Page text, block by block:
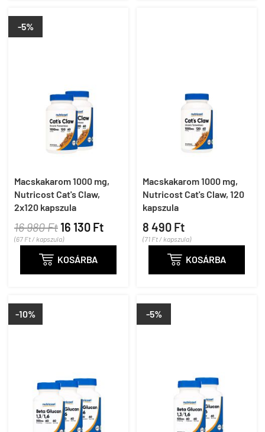
-5%
Macskakarom 1000 mg,
Nutricost Cat's Claw,
2x120 kapszula
16 980 Ft 16 130 Ft
(67 Ft / kapszula)
 KOSÁRBA
Macskakarom 1000 mg,
Nutricost Cat's Claw, 120
kapszula
8 490 Ft
(71 Ft / kapszula)
 KOSÁRBA
-10% -5%